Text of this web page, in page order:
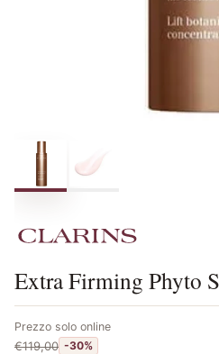
Scopri i prodotti Clarins
Extra Firming Phyto
Prezzo solo online
€119,00 -30%